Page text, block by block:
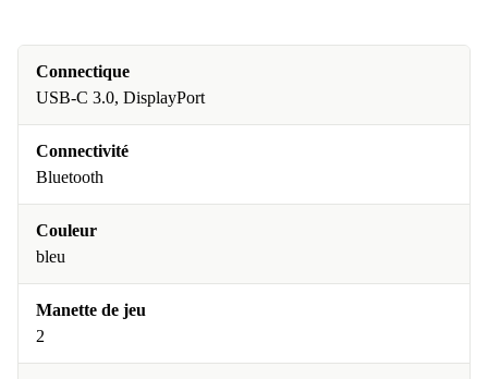
Connectique
USB-C 3.0, DisplayPort
Connectivité
Bluetooth
Couleur
bleu
Manette de jeu
2